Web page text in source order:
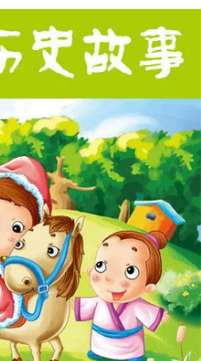
養生保健 民生用品
運動休閒 親子玩具
化妝保養 情趣用品